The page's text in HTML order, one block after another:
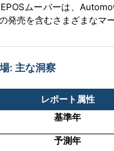
ムーバーは、
発売を含むさまざまなマ
: 主な洞察
レポート属性
基準年
予測年